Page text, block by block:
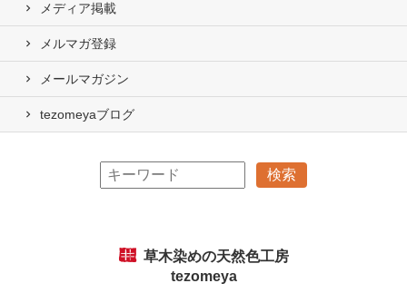
メディア掲載
メルマガ登録
メールマガジン
tezomeyaブログ
草木染めの天然色工房
tezomeya